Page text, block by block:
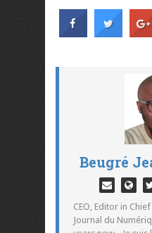
Beugré
CEO, Editor in
Journal du